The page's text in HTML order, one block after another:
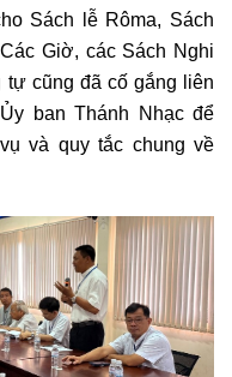
Sách lễ Rôma, Sách
Giờ, các Sách Nghi
cũng đã cố gắng liên
ban Thánh Nhạc để
và quy tắc chung về